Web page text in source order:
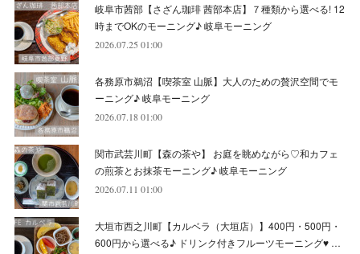
(8)
(6)
(9)
(2)
(1)
(8)
(4)
(7)
(4)
(4)
(10)
(10)
(6)
(7)
(6)
(5)
(6)
(8)
(8)
(8)
(8)
(9)
(9)
(9)
(7)
(11)
(12)
(16)
(9)
(13)
(8)
(6)
(12)
岐阜市茜部【さざん珈琲 茜部本店】７種類から選べる! 12
時までOKのモーニング♪ 岐阜モーニング
2026.07.25 01:00
各務原市鵜沼【喫茶室 山脈】大人のための贅沢空間でモ
ーニング♪ 岐阜モーニング
2026.07.18 01:00
関市武芸川町【森の茶や】 お庭を眺めながら♡和カフェ
の煎茶とお抹茶モーニング♪ 岐阜モーニング
2026.07.11 01:00
大垣市西之川町【カルベラ（大垣店）】400円・500円・
600円から選べる♪ ドリンク付きフルーツモーニング♥ …